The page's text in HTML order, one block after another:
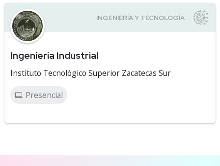
Ingeniería Industrial
Instituto Tecnológico Superior Zacatecas Sur
Presencial